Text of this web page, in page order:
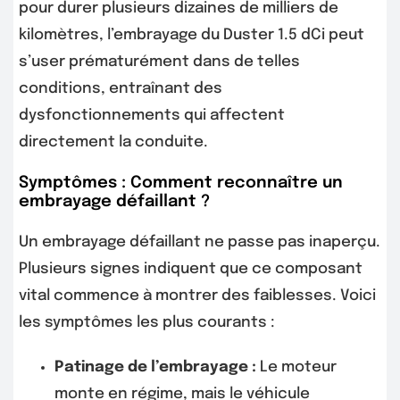
pour durer plusieurs dizaines de milliers de
kilomètres, l’embrayage du Duster 1.5 dCi peut
s’user prématurément dans de telles
conditions, entraînant des
dysfonctionnements qui affectent
directement la conduite.
Symptômes : Comment reconnaître un
embrayage défaillant ?
Un embrayage défaillant ne passe pas inaperçu.
Plusieurs signes indiquent que ce composant
vital commence à montrer des faiblesses. Voici
les symptômes les plus courants :
Patinage de l’embrayage : Le moteur
monte en régime, mais le véhicule